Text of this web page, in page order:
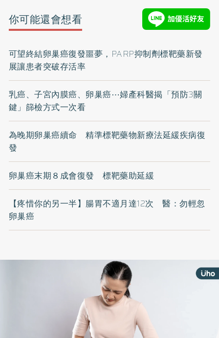
你可能還會想看
可望終結卵巢癌復發噩夢，PARP抑制劑標靶藥新發
展讓患者突破存活率
乳癌、子宮內膜癌、卵巢癌⋯婦產科醫揭「預防3關
鍵」篩檢方式一次看
為晚期卵巢癌續命 精準標靶藥物新療法延緩疾病復
發
卵巢癌末期８成會復發 標靶藥助延緩
【疼惜你的另一半】腸胃不適月達12次 醫：勿輕忽
卵巢癌